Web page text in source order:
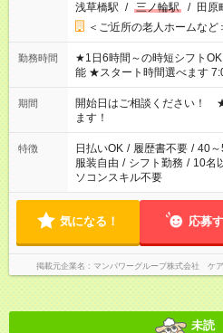
浅草橋駅 / 三ノ輪駅 / 田原
＜ご近所の老人ホームなど
勤務時間
★1日6時間～の時短シフトOK ★もちろんフルタイムシフトも可
能 ★スタート時間選べます
20:00 など 残業なし！ ※Wワークの場合、他のお仕事と合わせ
週40時間超の就業はご案内
間以上勤務は社会保険への加
（日雇い派遣の原則禁止）に
案内が難しい場合があります
期間
開始日はご相談ください！
ます！
特徴 日払いOK / 履歴書不要 / 40～
服装自由 / シフト勤務 / 10名
ソコンスキル不要
気になる！ 応募
掲載元企業名 マンパワーグループ株式会社 ケ
未読